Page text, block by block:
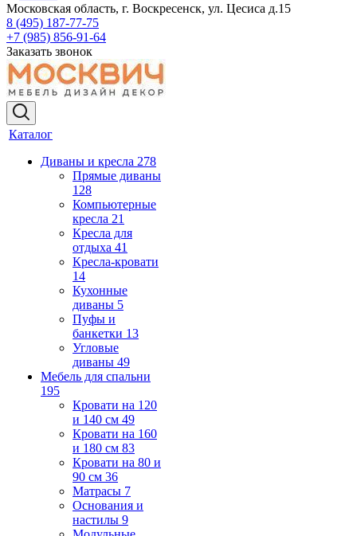
Московская область, г. Воскресенск, ул. Цесиса д.15
8 (495) 187-77-75
+7 (985) 856-91-64
Заказать звонок
Каталог
Диваны и кресла 278
Прямые диваны
128
Компьютерные
кресла 21
Кресла для
отдыха 41
Кресла-кровати
14
Кухонные
диваны 5
Пуфы и
банкетки 13
Угловые
диваны 49
Мебель для спальни
195
Кровати на 120
и 140 см 49
Кровати на 160
и 180 см 83
Кровати на 80 и
90 см 36
Матрасы 7
Основания и
настилы 9